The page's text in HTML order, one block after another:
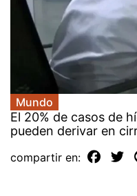
Mundo
El 20% de casos de
pueden derivar en
compartir en: